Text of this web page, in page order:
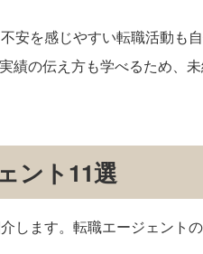
安を感じやすい転職活動も
績の伝え方も学べるため、
ント11選
します。転職エージェント